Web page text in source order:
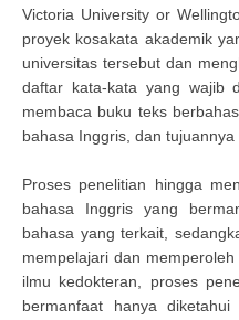
Victoria University or
proyek kosakata akademik
universitas tersebut dan
daftar kata-kata yang wajib
membaca buku teks
bahasa Inggris, dan
Proses penelitian hingga
bahasa Inggris yang
bahasa yang terkait,
mempelajari dan
ilmu kedokteran, proses
bermanfaat hanya